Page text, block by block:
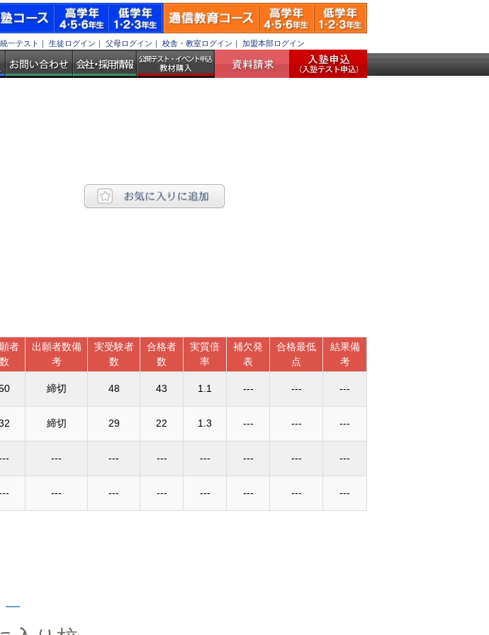
一テスト ｜ 生徒ログイン ｜ 父母ログイン ｜ 校舎・教室ログイン ｜ 加盟本部ログイン
者
数
出願者数備
考
実受験者
数
合格者
数
実質倍
率
補欠発
表
合格最低
点
結果備
考
締切 48 43 1.1 --- --- ---
締切 29 22 1.3 --- --- ---
--- --- --- --- --- --- ---
--- --- --- --- --- --- ---